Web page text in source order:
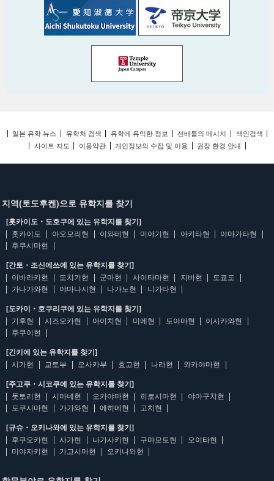
일본 유학 뉴스 유학처 검색 유학에 유익한 정보 선배들의 메시지
색인검색
사이트 지도
이용약관 개인정보의 수집 및 이용 권장 환경 안내
지역(토도후켄)으로 유학지를 찾기
[홋카이도・도호쿠에 있는 유학지를 찾기]
홋카이도
아오모리현 이와테현 미야기현 아키타현
야마가타현
후쿠시마현
[간토・조신에쓰에 있는 유학지를 찾기]
이바라키현
도치기현 군마현 사이타마현 지바현
도쿄도
가나가와현
야마나시현 나가노현 니가타현
[도카이・호쿠리쿠에 있는 유학지를 찾기]
기후현
시즈오카현 아이치현 미에현 도야마현
이시카와현
후쿠이현
[긴키에 있는 유학지를 찾기]
시가현
교토부 오사카부 효고현 나라현 와카야마현
[주고쿠・시코쿠에 있는 유학지를 찾기]
돗토리현
시마네현 오카야마현 히로시마현
야마구치현
도쿠시마현
가가와현 에히메현 고치현
[규슈・오키나와에 있는 유학지를 찾기]
후쿠오카현
사가현 나가사키현 구마모토현
오이타현
미야자키현
가고시마현 오키나와현